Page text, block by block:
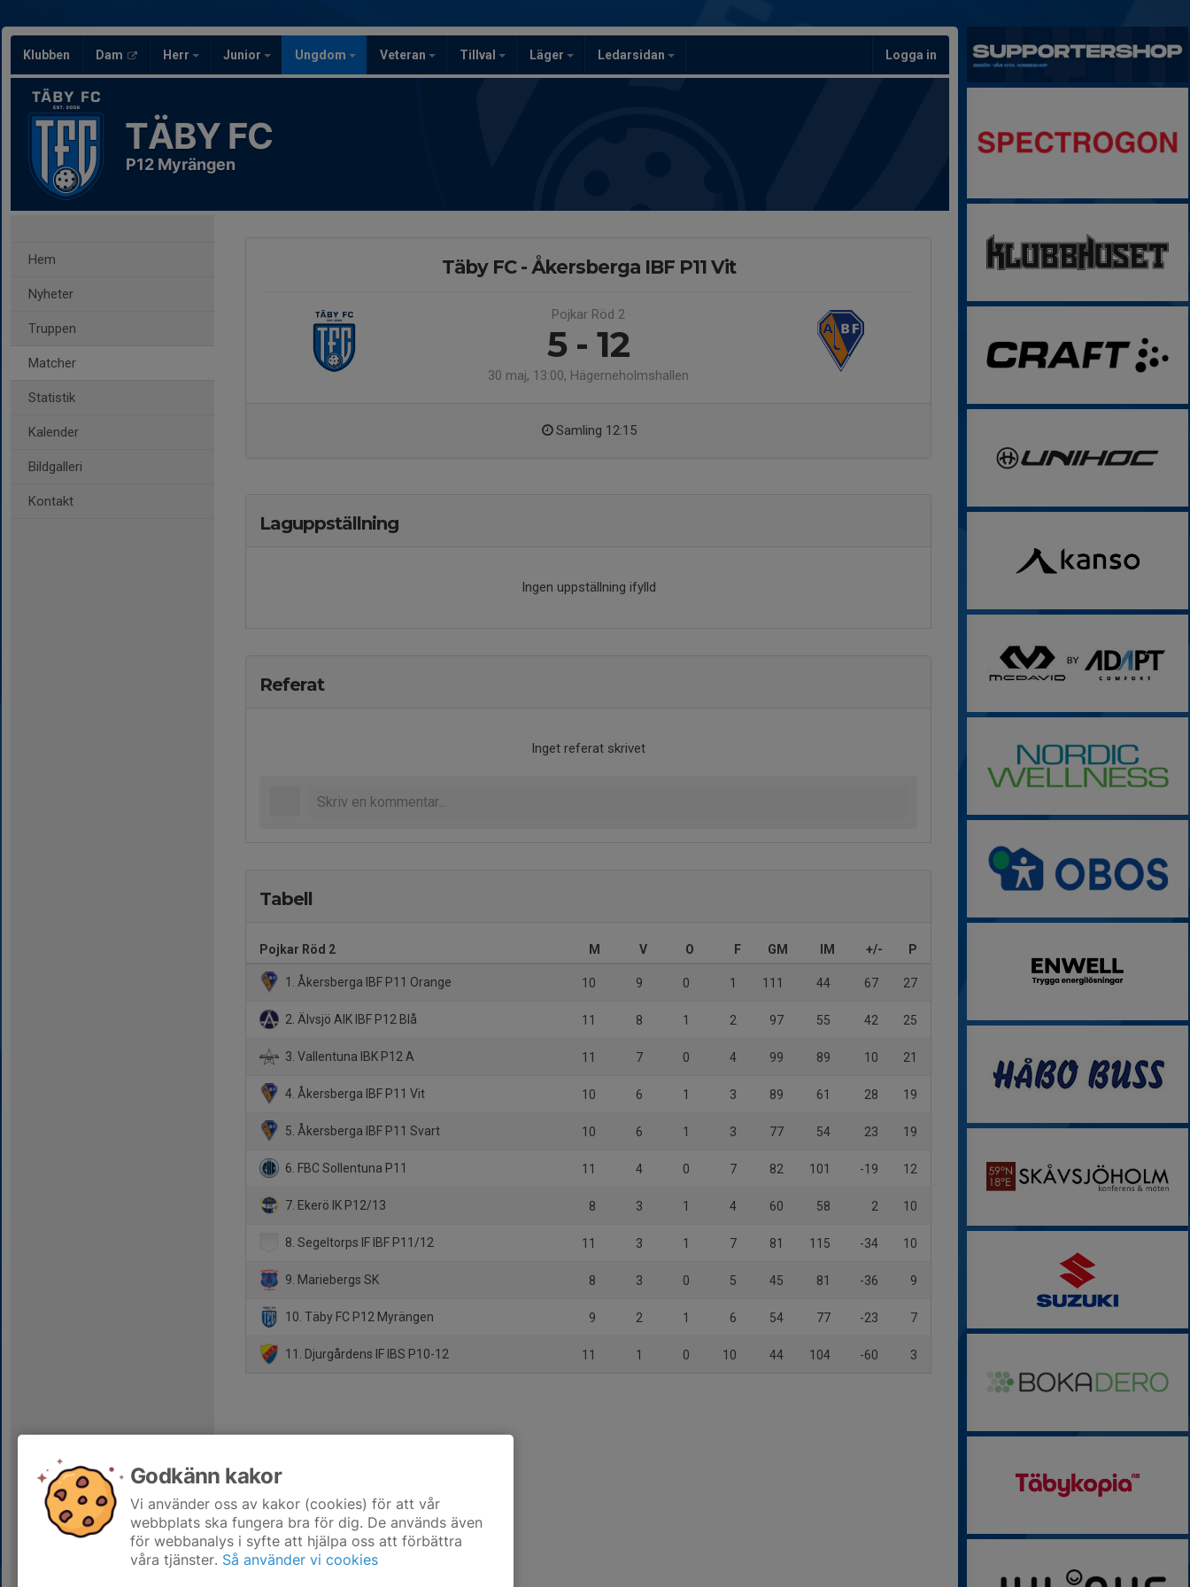
Klubben Dam Herr Junior Ungdom Veteran Tillval Läger Ledarsidan Logga in
TÄBY FC
P12 Myrängen
Hem
Nyheter
Truppen
Matcher
Statistik
Kalender
Bildgalleri
Kontakt
Täby FC - Åkersberga IBF P11 Vit
Pojkar Röd 2
5 - 12
30 maj, 13:00, Hägerneholmshallen
Samling 12:15
Laguppställning
Ingen uppställning ifylld
Referat
Inget referat skrivet
Tabell
Pojkar Röd 2 M V O F GM IM +/- P
1. Åkersberga IBF P11 Orange 10 9 0 1 111 44 67 27
2. Älvsjö AIK IBF P12 Blå 11 8 1 2 97 55 42 25
3. Vallentuna IBK P12 A 11 7 0 4 99 89 10 21
4. Åkersberga IBF P11 Vit 10 6 1 3 89 61 28 19
5. Åkersberga IBF P11 Svart 10 6 1 3 77 54 23 19
6. FBC Sollentuna P11 11 4 0 7 82 101 -19 12
7. Ekerö IK P12/13 8 3 1 4 60 58 2 10
8. Segeltorps IF IBF P11/12 11 3 1 7 81 115 -34 10
9. Mariebergs SK 8 3 0 5 45 81 -36 9
10. Täby FC P12 Myrängen 9 2 1 6 54 77 -23 7
11. Djurgårdens IF IBS P10-12 11 1 0 10 44 104 -60 3
Godkänn kakor
Vi använder oss av kakor (cookies) för att vår
webbplats ska fungera bra för dig. De används även
för webbanalys i syfte att hjälpa oss att förbättra
våra tjänster. Så använder vi cookies